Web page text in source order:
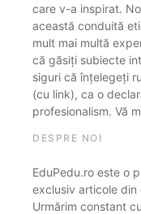
care v-a inspirat.
această conduită
mult mai multă
că găsiți subiecte
siguri că înțelegeți
(cu link), ca o
profesionalism. Vă
DESPRE NOI
EduPedu.ro este o
exclusiv articole din
Urmărim constant